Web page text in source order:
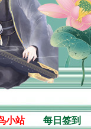
小站 每日签到